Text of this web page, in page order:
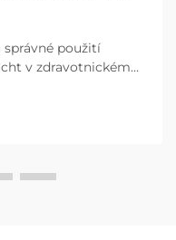
použití
v zdravotnickém